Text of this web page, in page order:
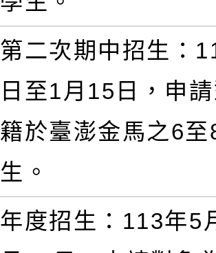
第二次期中招生：
日至1月15日，申
籍於臺澎金馬之6
生。
年度招生：113年5